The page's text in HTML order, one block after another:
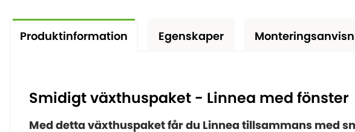
Produktinformation Egenskaper
Smidigt växthuspaket - Linnea med fönster
Med detta växthuspaket får du Linnea tillsammans med